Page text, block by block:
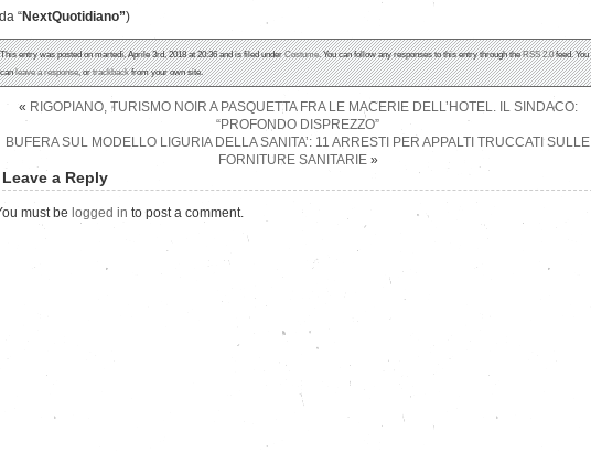
“NextQuotidiano”)
This entry was posted on martedì, Aprile 3rd, 2018 at 20:36 and is filed underCostume. You can follow any responses to this entry through theRSS 2.0feed. You
canleave a response, ortrackbackfrom your own site.
« RIGOPIANO, TURISMO NOIR A PASQUETTA FRA LE MACERIE DELL’HOTEL. IL SINDACO:
“PROFONDO DISPREZZO”
BUFERA SUL MODELLO LIGURIA DELLA SANITA’: 11 ARRESTI PER APPALTI TRUCCATI SULLE
FORNITURE SANITARIE»
Leave a Reply
must be logged in to post a comment.